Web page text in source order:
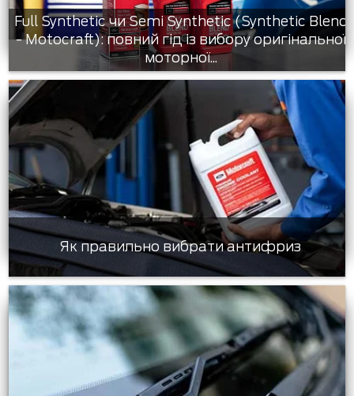
Full Synthetic чи Semi Synthetic (Synthetic Blend
- Motocraft): повний гід із вибору оригінальної
моторної...
Як правильно вибрати антифриз